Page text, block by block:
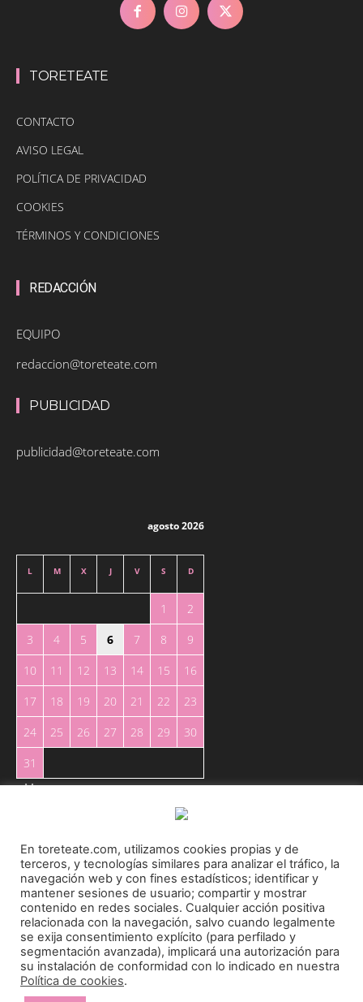
TORETEATE
CONTACTO
AVISO LEGAL
POLÍTICA DE PRIVACIDAD
COOKIES
TÉRMINOS Y CONDICIONES
REDACCIÓN
EQUIPO
redaccion@toreteate.com
PUBLICIDAD
publicidad@toreteate.com
agosto 2026
L M X J V S D
1
2
3
4 5 6 7 8
9
10
11 12 13 14 15
16
17
18 19 20 21 22
23
24
25 26 27 28 29
30
31
« May
Toreteate Ⓒ 2023. Todos los derechos reservados
Diseñado porWelow Marketing
Prohibida la reproducción y utilización total o parcial, por cualquier medio, sin autorización
expresa por escrito.
En toreteate.com, utilizamos cookies propias y de
terceros, y tecnologías similares para analizar el tráfico, la
navegación web y con fines estadísticos; identificar y
mantener sesiones de usuario; compartir y mostrar
contenido en redes sociales. Cualquier acción positiva
relacionada con la navegación, salvo cuando legalmente
se exija consentimiento explícito (para perfilado y
segmentación avanzada), implicará una autorización para
su instalación de conformidad con lo indicado en nuestra
Política de cookies.